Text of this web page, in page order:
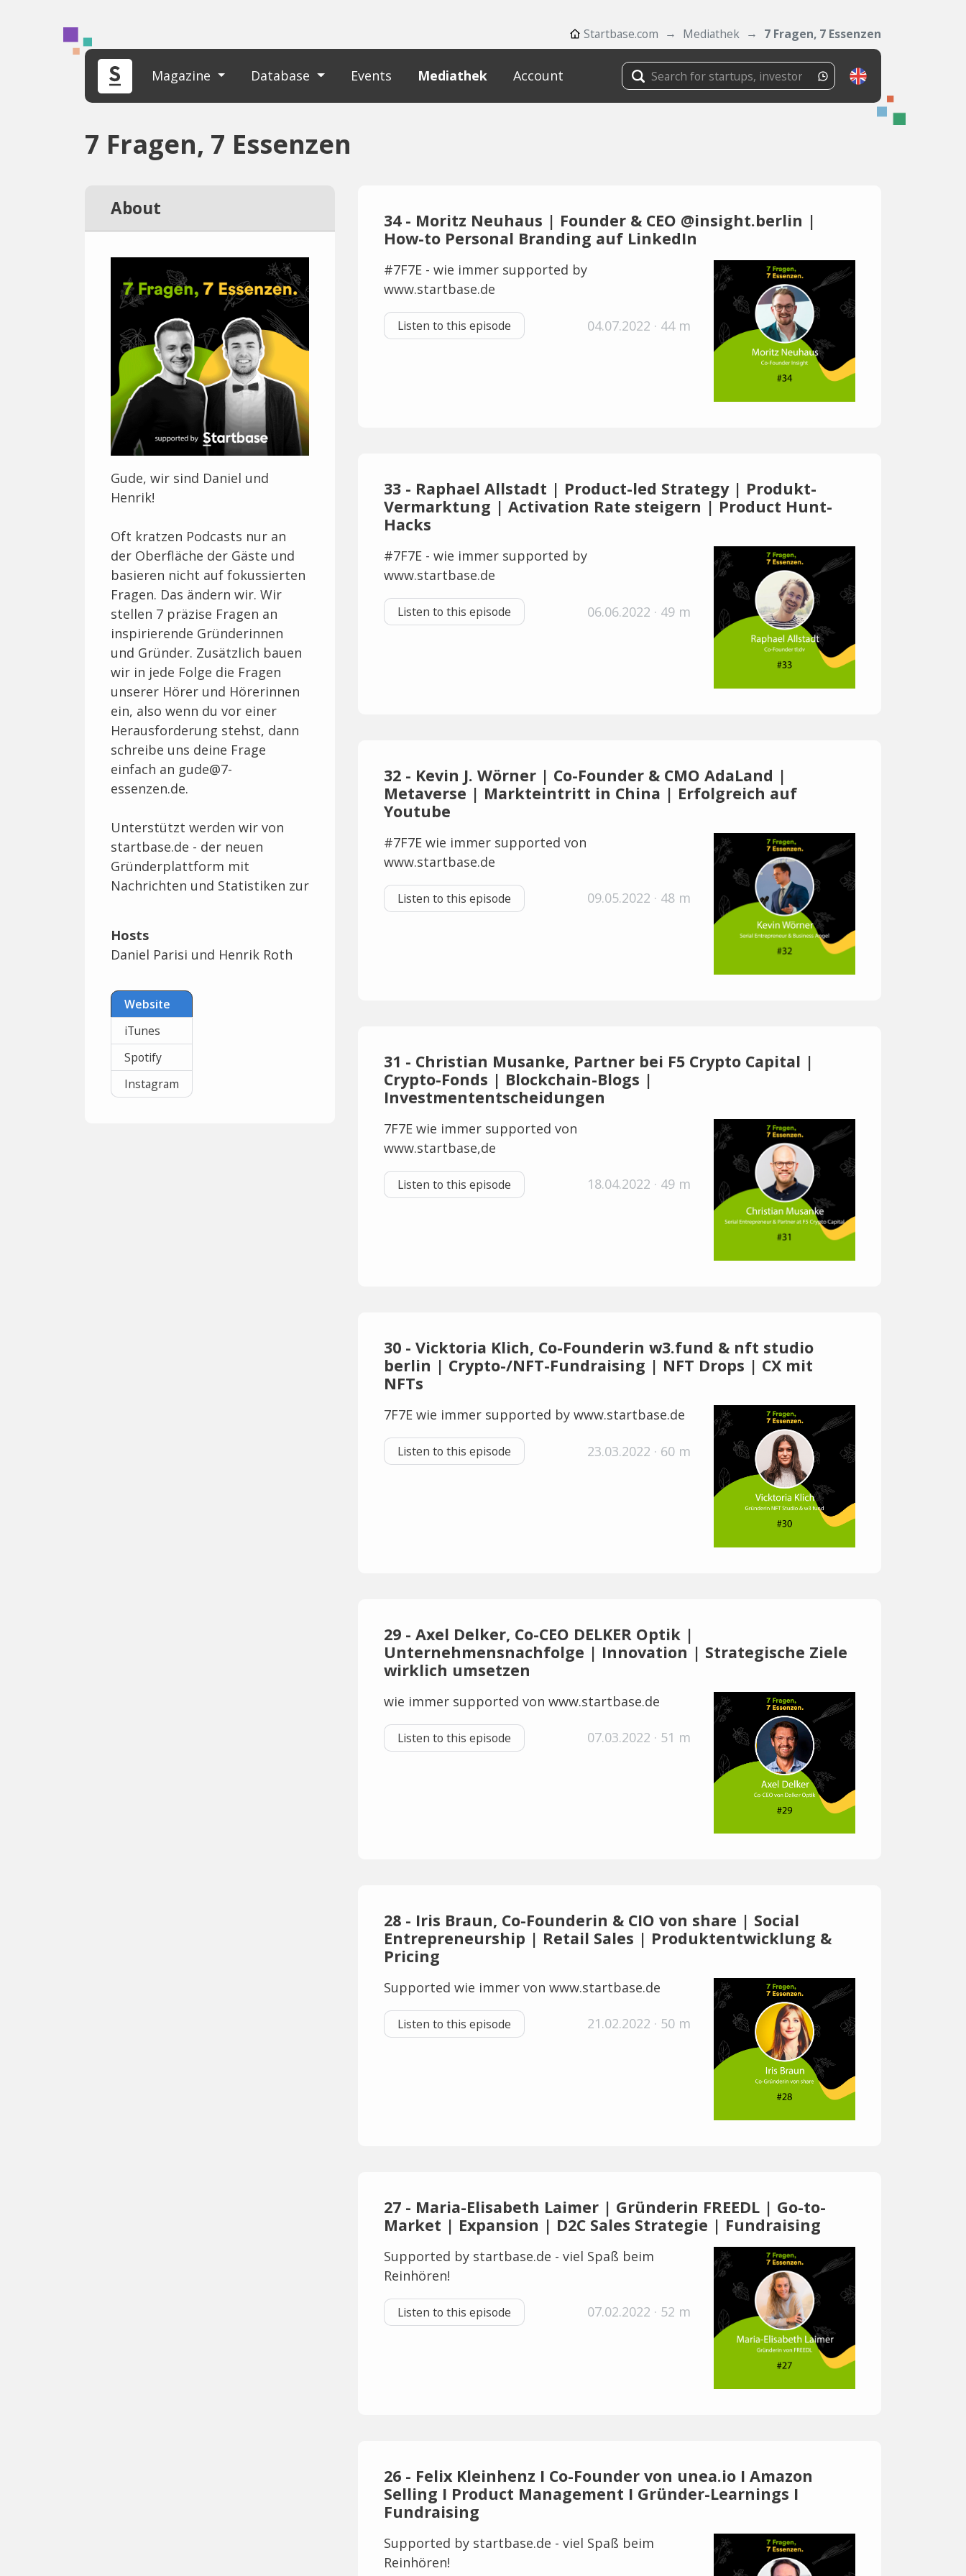
Startbase.com Mediathek 7 Fragen, 7 Essenzen
Magazine Database Events Mediathek Account
7 Fragen, 7 Essenzen
About
Gude, wir sind Daniel und
Henrik!
Oft kratzen Podcasts nur an
der Oberfläche der Gäste und
basieren nicht auf fokussierten
Fragen. Das ändern wir. Wir
stellen 7 präzise Fragen an
inspirierende Gründerinnen
und Gründer. Zusätzlich bauen
wir in jede Folge die Fragen
unserer Hörer und Hörerinnen
ein, also wenn du vor einer
Herausforderung stehst, dann
schreibe uns deine Frage
einfach an gude@7-
essenzen.de.
Unterstützt werden wir von
startbase.de - der neuen
Gründerplattform mit
Nachrichten und Statistiken zur
Hosts
Daniel Parisi und Henrik Roth
Website
iTunes
Spotify
Instagram
34 - Moritz Neuhaus | Founder & CEO @insight.berlin |
How-to Personal Branding auf LinkedIn
#7F7E - wie immer supported by
www.startbase.de
Listen to this episode 04.07.2022 · 44 m
33 - Raphael Allstadt | Product-led Strategy | Produkt-
Vermarktung | Activation Rate steigern | Product Hunt-
Hacks
#7F7E - wie immer supported by
www.startbase.de
Listen to this episode 06.06.2022 · 49 m
32 - Kevin J. Wörner | Co-Founder & CMO AdaLand |
Metaverse | Markteintritt in China | Erfolgreich auf
Youtube
#7F7E wie immer supported von
www.startbase.de
Listen to this episode 09.05.2022 · 48 m
31 - Christian Musanke, Partner bei F5 Crypto Capital |
Crypto-Fonds | Blockchain-Blogs |
Investmententscheidungen
7F7E wie immer supported von
www.startbase,de
Listen to this episode 18.04.2022 · 49 m
30 - Vicktoria Klich, Co-Founderin w3.fund & nft studio
berlin | Crypto-/NFT-Fundraising | NFT Drops | CX mit
NFTs
7F7E wie immer supported by www.startbase.de
Listen to this episode 23.03.2022 · 60 m
29 - Axel Delker, Co-CEO DELKER Optik |
Unternehmensnachfolge | Innovation | Strategische Ziele
wirklich umsetzen
wie immer supported von www.startbase.de
Listen to this episode 07.03.2022 · 51 m
28 - Iris Braun, Co-Founderin & CIO von share | Social
Entrepreneurship | Retail Sales | Produktentwicklung &
Pricing
Supported wie immer von www.startbase.de
Listen to this episode 21.02.2022 · 50 m
27 - Maria-Elisabeth Laimer | Gründerin FREEDL | Go-to-
Market | Expansion | D2C Sales Strategie | Fundraising
Supported by startbase.de - viel Spaß beim
Reinhören!
Listen to this episode 07.02.2022 · 52 m
26 - Felix Kleinhenz I Co-Founder von unea.io I Amazon
Selling I Product Management I Gründer-Learnings I
Fundraising
Supported by startbase.de - viel Spaß beim
Reinhören!